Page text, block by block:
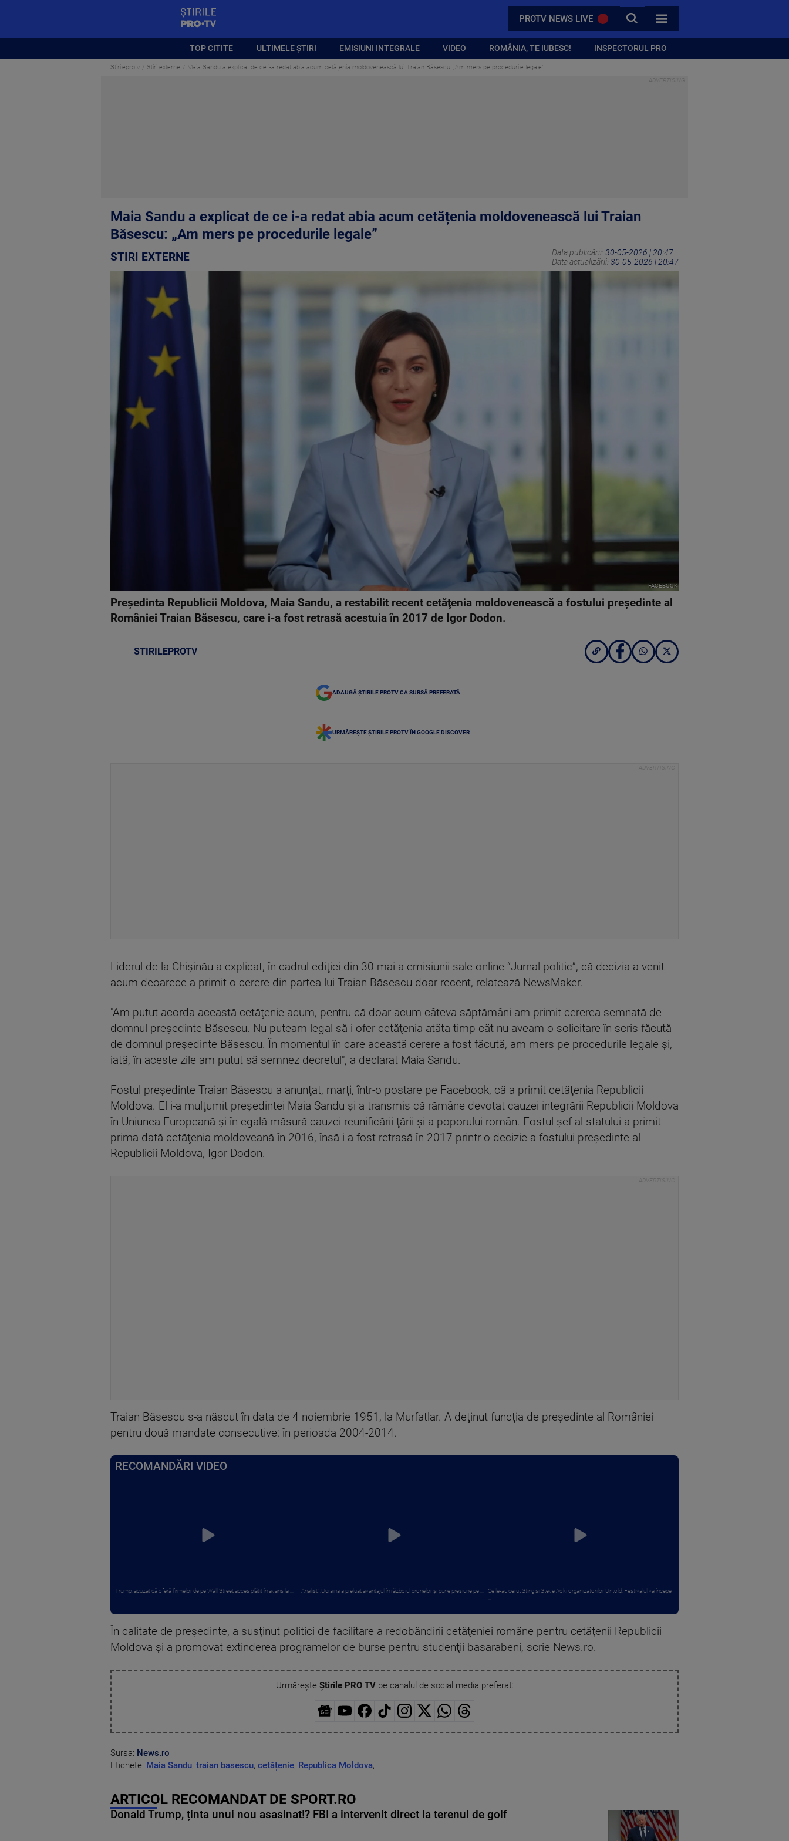
PROTV NEWS LIVE CAUTA
TOATE CATEGORIILE
TOP CITITE ULTIMELE ȘTIRI EMISIUNI INTEGRALE VIDEO ROMÂNIA, TE IUBESC! INSPECTORUL PRO
Stirileprotv Stiri externe Maia Sandu a explicat de ce i-a redat abia acum cetățenia moldovenească lui Traian Băsescu: „Am mers pe procedurile legale”
Maia Sandu a explicat de ce i-a redat abia acum cetățenia moldovenească lui Traian
Băsescu: „Am mers pe procedurile legale”
STIRI EXTERNE Data publicării: 30-05-2026 | 20:47
Data actualizării: 30-05-2026 | 20:47
FACEBOOK
Preşedinta Republicii Moldova, Maia Sandu, a restabilit recent cetăţenia moldovenească a fostului preşedinte al
României Traian Băsescu, care i-a fost retrasă acestuia în 2017 de Igor Dodon.
STIRILEPROTV
ADAUGĂ ȘTIRILE PROTV CA SURSĂ PREFERATĂ
URMĂREȘTE ȘTIRILE PROTV ÎN GOOGLE DISCOVER
Liderul de la Chişinău a explicat, în cadrul ediţiei din 30 mai a emisiunii sale online “Jurnal politic”, că decizia a venit
acum deoarece a primit o cerere din partea lui Traian Băsescu doar recent, relatează NewsMaker.
"Am putut acorda această cetăţenie acum, pentru că doar acum câteva săptămâni am primit cererea semnată de
domnul preşedinte Băsescu. Nu puteam legal să-i ofer cetăţenia atâta timp cât nu aveam o solicitare în scris făcută
de domnul preşedinte Băsescu. În momentul în care această cerere a fost făcută, am mers pe procedurile legale şi,
iată, în aceste zile am putut să semnez decretul", a declarat Maia Sandu.
Fostul preşedinte Traian Băsescu a anunţat, marţi, într-o postare pe Facebook, că a primit cetăţenia Republicii
Moldova. El i-a mulţumit preşedintei Maia Sandu şi a transmis că rămâne devotat cauzei integrării Republicii Moldova
în Uniunea Europeană şi în egală măsură cauzei reunificării ţării şi a poporului român. Fostul şef al statului a primit
prima dată cetăţenia moldoveană în 2016, însă i-a fost retrasă în 2017 printr-o decizie a fostului preşedinte al
Republicii Moldova, Igor Dodon.
Traian Băsescu s-a născut în data de 4 noiembrie 1951, la Murfatlar. A deţinut funcţia de preşedinte al României
pentru două mandate consecutive: în perioada 2004-2014.
RECOMANDĂRI VIDEO
Trump, acuzat că oferă firmelor de pe Wall Street acces plătit în avans la ... Analist: „Ucraina a preluat avantajul în războiul dronelor și pune presiune pe ...
Ce le-au cerut Sting și Steve Aoki organizatorilor Untold. Festivalul va începe
În calitate de preşedinte, a susţinut politici de facilitare a redobândirii cetăţeniei române pentru cetăţenii Republicii
Moldova şi a promovat extinderea programelor de burse pentru studenţii basarabeni, scrie News.ro.
Urmărește Știrile PRO TVpe canalul de social media preferat:
Sursa: News.ro
Etichete: Maia Sandu, traian basescu, cetățenie, Republica Moldova,
ARTICOL RECOMANDAT DE SPORT.RO
Donald Trump, ținta unui nou asasinat!? FBI a intervenit direct la terenul de golf